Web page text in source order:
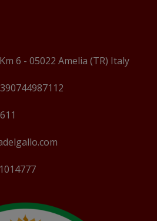
6 - 05022 Amelia (TR) Italy